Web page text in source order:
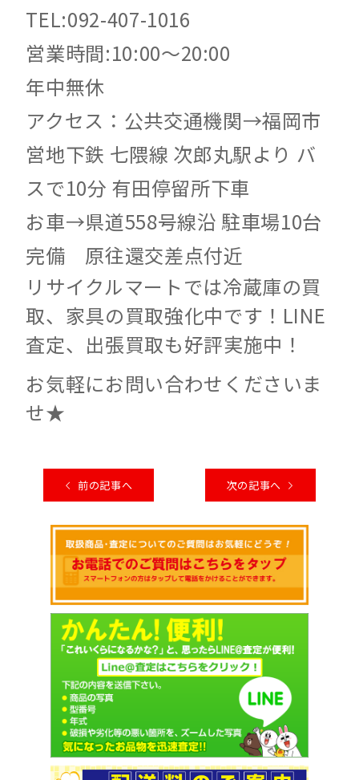
TEL:092-407-1016
営業時間:10:00～20:00
年中無休
アクセス：公共交通機関→福岡市
営地下鉄 七隈線 次郎丸駅より バ
スで10分 有田停留所下車
お車→県道558号線沿 駐車場10台
完備 原往還交差点付近
リサイクルマートでは冷蔵庫の買
取、家具の買取強化中です！LINE
査定、出張買取も好評実施中！
お気軽にお問い合わせくださいま
せ★
前の記事へ 次の記事へ